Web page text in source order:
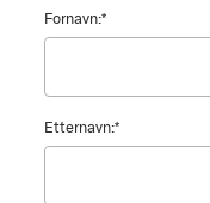
Fornavn:*
Etternavn:*